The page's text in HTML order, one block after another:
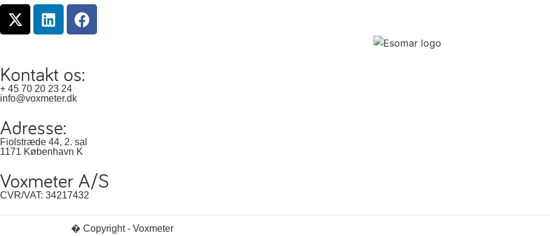
Kontakt os:
+ 45 70 20 23 24
info@voxmeter.dk
Adresse:
Fiolstræde 44, 2. sal
1171 København K
Voxmeter A/S
CVR/VAT: 34217432
� Copyright - Voxmeter